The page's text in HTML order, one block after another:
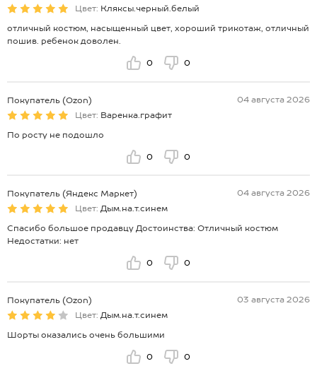
Цвет: Кляксы.черный.белый
отличный костюм, насыщенный цвет, хороший трикотаж, отличный
пошив. ребенок доволен.
0 0
Покупатель (Ozon)
04 августа 2026
Цвет: Варенка.графит
По росту не подошло
0 0
Покупатель (Яндекс Маркет)
04 августа 2026
Цвет: Дым.на.т.синем
Спасибо большое продавцу Достоинства: Отличный костюм
Недостатки: нет
0 0
Покупатель (Ozon)
03 августа 2026
Цвет: Дым.на.т.синем
Шорты оказались очень большими
0 0